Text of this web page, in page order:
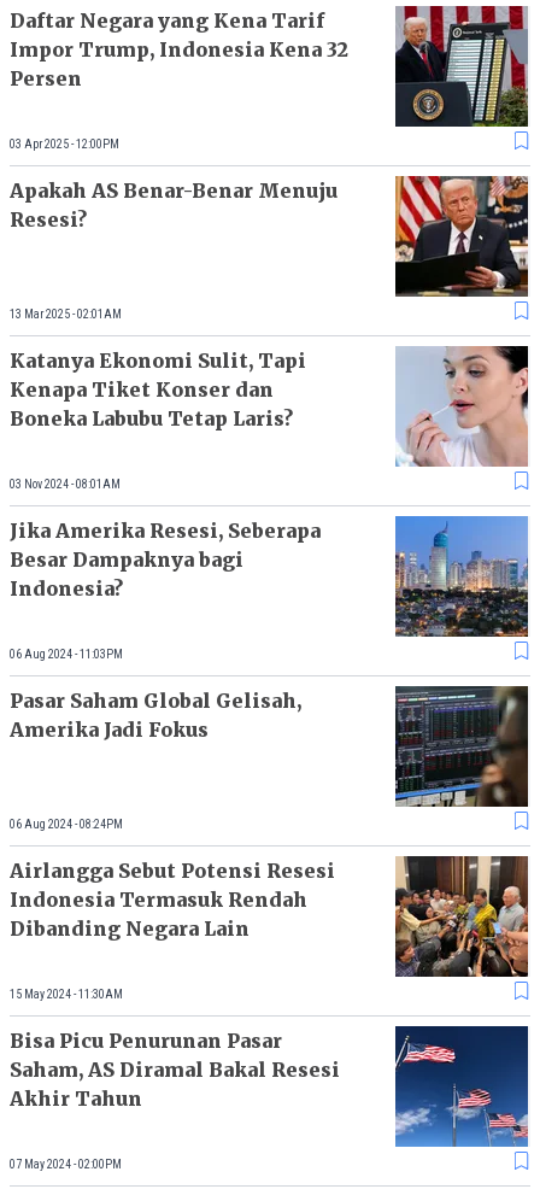
Daftar Negara yang Kena Tarif
Impor Trump, Indonesia Kena 32
Persen
03 Apr 2025 - 12:00PM
Apakah AS Benar-Benar Menuju
Resesi?
13 Mar 2025 - 02:01AM
Katanya Ekonomi Sulit, Tapi
Kenapa Tiket Konser dan
Boneka Labubu Tetap Laris?
03 Nov 2024 - 08:01AM
Jika Amerika Resesi, Seberapa
Besar Dampaknya bagi
Indonesia?
06 Aug 2024 - 11:03PM
Pasar Saham Global Gelisah,
Amerika Jadi Fokus
06 Aug 2024 - 08:24PM
Airlangga Sebut Potensi Resesi
Indonesia Termasuk Rendah
Dibanding Negara Lain
15 May 2024 - 11:30AM
Bisa Picu Penurunan Pasar
Saham, AS Diramal Bakal Resesi
Akhir Tahun
07 May 2024 - 02:00PM